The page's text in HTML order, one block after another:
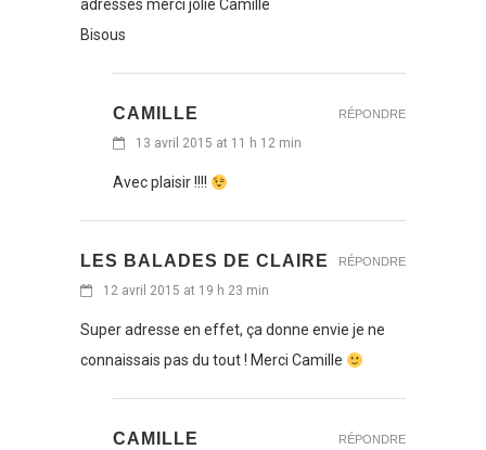
adresses merci jolie Camille
Bisous
CAMILLE
13 avril 2015 at 11 h 12 min
Avec plaisir !!!!
RÉPONDRE
LES BALADES DE CLAIRE
12 avril 2015 at 19 h 23 min
Super adresse en effet, ça donne envie je ne
connaissais pas du tout ! Merci Camille
RÉPONDRE
CAMILLE RÉPONDRE